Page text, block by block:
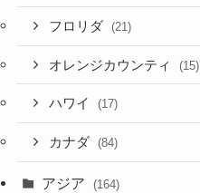
フロリダ (21)
オレンジカウンティ (15)
ハワイ (17)
カナダ (84)
アジア (164)